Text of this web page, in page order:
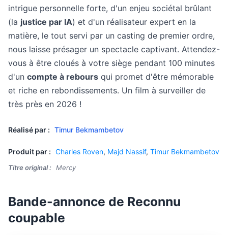
intrigue personnelle forte, d'un enjeu sociétal brûlant
(la justice par IA) et d'un réalisateur expert en la
matière, le tout servi par un casting de premier ordre,
nous laisse présager un spectacle captivant. Attendez-
vous à être cloués à votre siège pendant 100 minutes
d'un compte à rebours qui promet d'être mémorable
et riche en rebondissements. Un film à surveiller de
très près en 2026 !
Réalisé par : Timur Bekmambetov
Produit par : Charles Roven, Majd Nassif, Timur Bekmambetov
Titre original : Mercy
Bande-annonce de Reconnu
coupable